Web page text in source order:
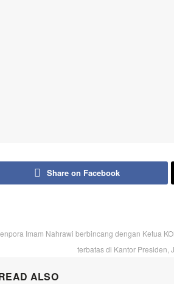
Share on Facebook
Imam Nahrawi berbincang dengan Ketua
terbatas di Kantor Presiden,
ALSO